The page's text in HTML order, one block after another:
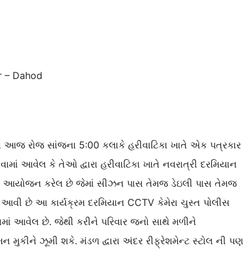
– Dahod
આજ રોજ સાંજના 5:00 કલાકે હરીવાટિકા ખાતે એક પત્રકાર
આવેલ કે તેઓ દ્વારા હરીવાટિકા ખાતે નવરાત્રી દરમિયાન
આયોજન કરેલ છે જેમાં સીઝન પાસ તેમજ ડેઇલી પાસ તેમજ
આવી છે આ કાર્યક્રમ દરમિયાન CCTV કેમેરા ચુસ્ત પોલીસ
આવેલ છે. જેથી કરીને પરિવાર જનો સાથે મળીને
ઝૂમી શકે. મંડળ દ્વારા અંદર રીફ્રેશમેન્ટ સ્ટોલ ની પણ